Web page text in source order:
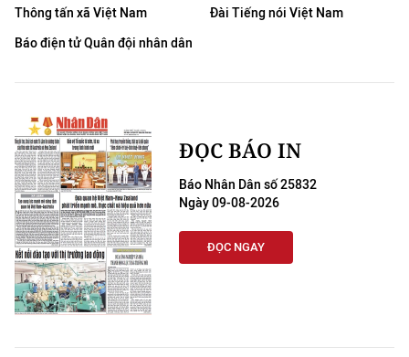
Thông tấn xã Việt Nam
Đài Tiếng nói Việt Nam
Báo điện tử Quân đội nhân dân
ĐỌC BÁO IN
Báo Nhân Dân số 25832
Ngày 09-08-2026
ĐỌC NGAY